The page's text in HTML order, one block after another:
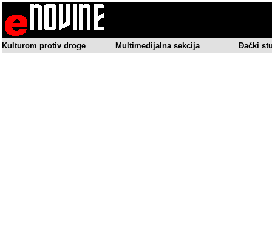
Kulturom protiv droge Multimedijalna sekcija Đački